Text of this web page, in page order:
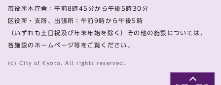
市役所本庁舎：午前8時45分から午後5時30分
区役所・支所、出張所：午前9時から午後5時
（いずれも土日祝及び年末年始を除く）その他の施設については、
各施設のホームページ等をご覧ください。
(c) City of Kyoto. All rights reserved.